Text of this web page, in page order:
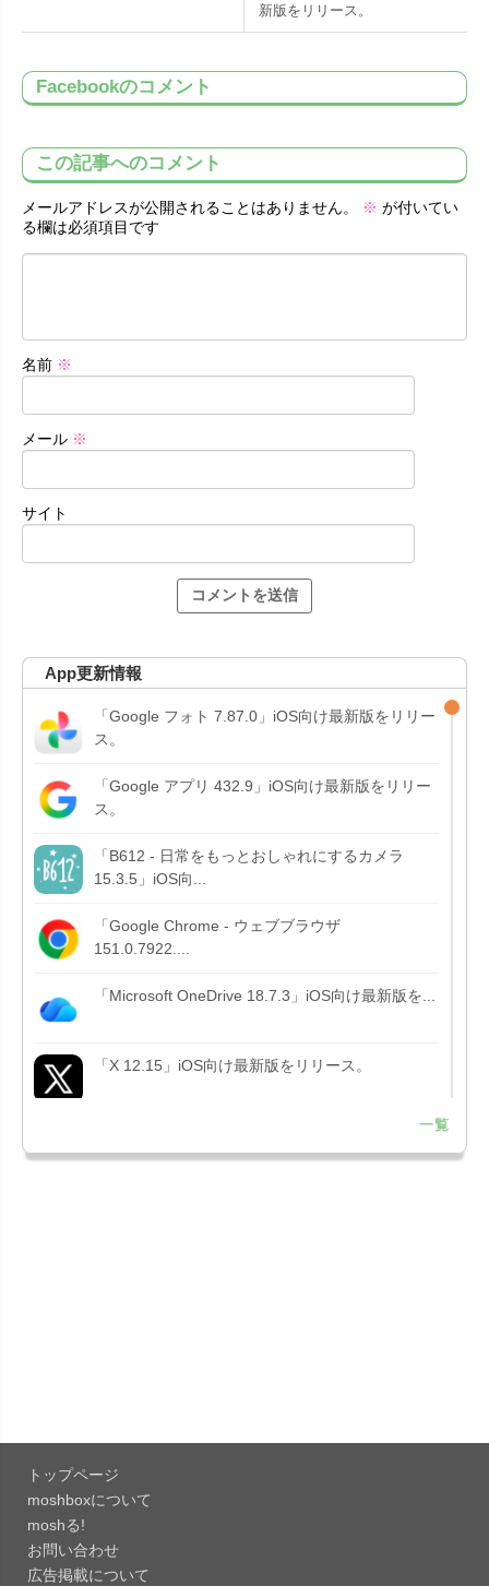
新版をリリース。
Facebookのコメント
この記事へのコメント
メールアドレスが公開されることはありません。 ※ が付いてい
る欄は必須項目です
名前 ※
メール ※
サイト
App更新情報
「Google フォト 7.87.0」iOS向け最新版をリリー
ス。
「Google アプリ 432.9」iOS向け最新版をリリー
ス。
「B612 - 日常をもっとおしゃれにするカメラ
15.3.5」iOS向...
「Google Chrome - ウェブブラウザ
151.0.7922....
「Microsoft OneDrive 18.7.3」iOS向け最新版を...
「X 12.15」iOS向け最新版をリリース。
Liguid G...
「Evernote 11.28.2」Mac向け最新版をリリー
ス。AIプロ...
「Minecraft: クラフト、建築、サバイバル
26.40」iOS向...
一覧
トップページ
moshboxについて
moshる!
お問い合わせ
広告掲載について